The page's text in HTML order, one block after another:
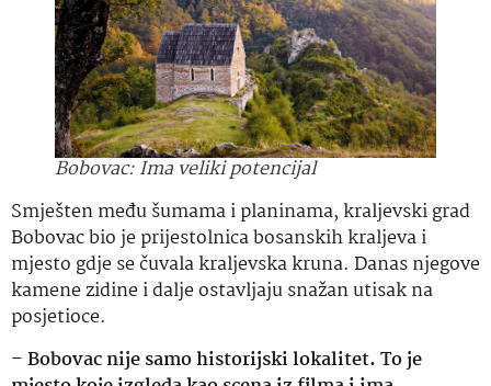
Bobovac: Ima veliki potencijal
Smješten među šumama i planinama, kraljevski grad
Bobovac bio je prijestolnica bosanskih kraljeva i
mjesto gdje se čuvala kraljevska kruna. Danas njegove
kamene zidine i dalje ostavljaju snažan utisak na
posjetioce.
–Bobovac nije samo historijski lokalitet. To je